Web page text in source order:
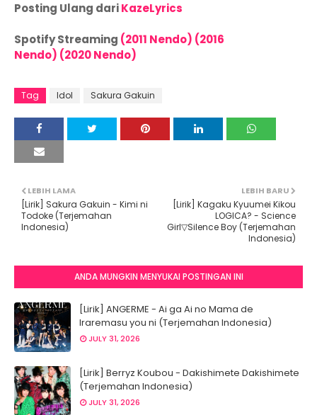
Posting Ulang dariKazeLyrics
Spotify Streaming (2011 Nendo) (2016
Nendo) (2020 Nendo)
Tag Idol Sakura Gakuin
LEBIH BARU
[Lirik] Kagaku Kyuumei Kikou
LOGICA? - Science
Girl▽Silence Boy (Terjemahan
Indonesia)
LEBIH LAMA
[Lirik] Sakura Gakuin - Kimi ni
Todoke (Terjemahan
Indonesia)
ANDA MUNGKIN MENYUKAI POSTINGAN INI
[Lirik] ANGERME - Ai ga Ai no Mama de
Iraremasu you ni (Terjemahan Indonesia)
JULY 31, 2026
[Lirik] Berryz Koubou - Dakishimete Dakishimete
(Terjemahan Indonesia)
JULY 31, 2026